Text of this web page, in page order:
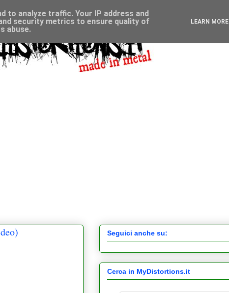
Seguici anche su:
Cerca in MyDistortions.it
to analyze traffic. Your IP address and
security metrics to ensure quality of
abuse.
LEARN MORE